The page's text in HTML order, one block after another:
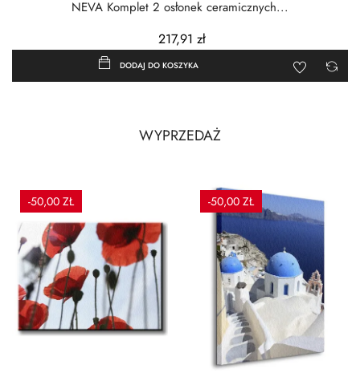
NEVA Komplet 2 osłonek ceramicznych...
217,91 zł
DODAJ DO KOSZYKA
WYPRZEDAŻ
-50,00 ZŁ -50,00 ZŁ